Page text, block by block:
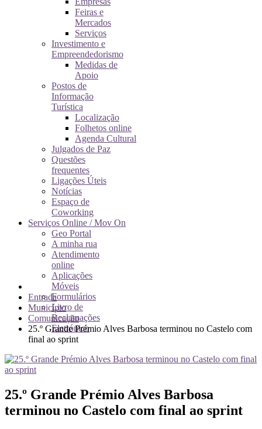
Feiras e
Mercados
Serviços
Investimento e
Empreendedorismo
Medidas de
Apoio
Postos de
Informação
Turística
Localização
Folhetos online
Agenda Cultural
Julgados de Paz
Questões
frequentes
Ligações Úteis
Notícias
Espaço de
Coworking
Serviços Online / Mov On
Geo Portal
A minha rua
Atendimento
online
Aplicações
Móveis
Formulários
Livro de
Reclamações
Eletrónico
Entrada
Município
Comunicação
25.º Grande Prémio Alves Barbosa terminou no Castelo com
final ao sprint
25.º Grande Prémio Alves Barbosa
terminou no Castelo com final ao sprint